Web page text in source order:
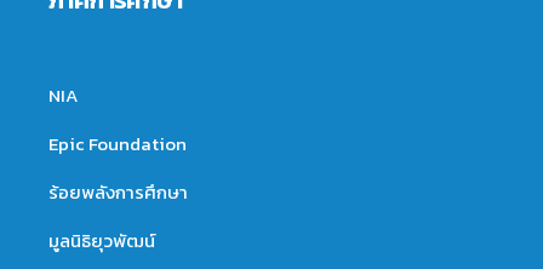
NIA
Epic Foundation
ร้อยพลังการศึกษา
มูลนิธิยุวพัฒน์